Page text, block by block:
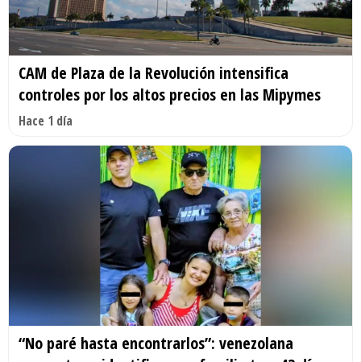
CAM de Plaza de la Revolución intensifica
controles por los altos precios en las Mipymes
Hace 1 día
“No paré hasta encontrarlos”: venezolana